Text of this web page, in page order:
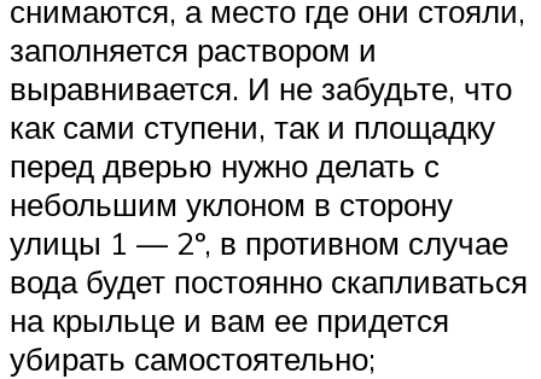
снимаются, а место где они стояли,
заполняется раствором и
выравнивается. И не забудьте, что
как сами ступени, так и площадку
перед дверью нужно делать с
небольшим уклоном в сторону
улицы 1 — 2º, в противном случае
вода будет постоянно скапливаться
на крыльце и вам ее придется
убирать самостоятельно;